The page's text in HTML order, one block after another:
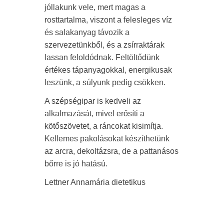
jóllakunk vele, mert magas a
rosttartalma, viszont a felesleges víz
és salakanyag távozik a
szervezetünkből, és a zsírraktárak
lassan feloldódnak. Feltöltődünk
értékes tápanyagokkal, energikusak
leszünk, a súlyunk pedig csökken.
A szépségipar is kedveli az
alkalmazását, mivel erősíti a
kötőszövetet, a ráncokat kisimítja.
Kellemes pakolásokat készíthetünk
az arcra, dekoltázsra, de a pattanásos
bőrre is jó hatású.
Lettner Annamária dietetikus